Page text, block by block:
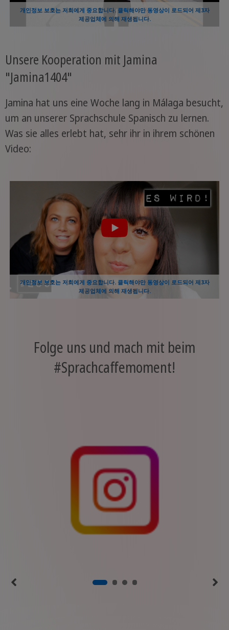
개인정보 보호는 저희에게 중요합니다. 클릭해야만 동영상이 로드되어 제3자
제공업체에 의해 재생됩니다.
Unsere Kooperation mit Jamina
"Jamina1404"
Jamina hat uns eine Woche lang in Málaga besucht,
um an unserer Sprachschule Spanisch zu lernen.
Was sie alles erlebt hat, sehr ihr in ihrem schönen
Video:
개인정보 보호는 저희에게 중요합니다. 클릭해야만 동영상이 로드되어 제3자
제공업체에 의해 재생됩니다.
Folge uns und mach mit beim
#Sprachcaffemoment!